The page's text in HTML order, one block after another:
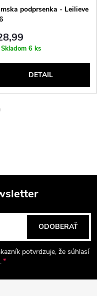
podprsenka - Leilieve
Skladom 6 ks
DETAIL
potvrdzuje, že súhlasí
.
ODOBERAŤ